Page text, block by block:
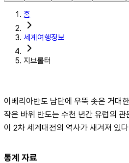
홈
세계여행정보
지브롤터
이베리아반도 남단에 우뚝 솟은 거대
작은 바위 반도는 수천 년간 유럽의
이 2차 세계대전의 역사가 새겨져 있
통계 자료